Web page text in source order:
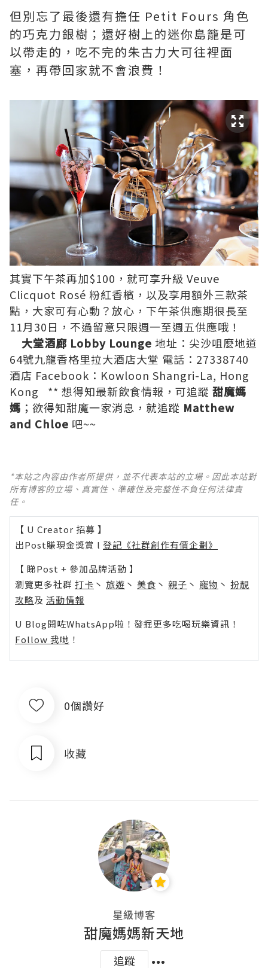
但別忘了最後還有擔任 Petit Fours 角色
的巧克力銀樹；還好樹上的迷你島籠是可
以帶走的，吃不完的朱古力大可往裡面
塞，再帶回家就不會浪費！
其實下午茶再加$100，就可享升級 Veuve
Clicquot Rosé 粉紅香檳，以及享用額外三款茶
點，大家可有心動？放心，下午茶供應期很長至
11月30日，不過留意只限週一至週五供應哦！
大堂酒廊 Lobby Lounge 地址：尖沙咀麼地道
64號九龍香格里拉大酒店大堂 電話：27338740
酒店 Facebook： Kowloon Shangri-La, Hong
Kong ** 想得知最新飲食情報，可追蹤 甜魔媽
媽 ；欲得知甜魔一家消息，就追蹤 Matthew
and Chloe 吧~~
*本站之內容由作者所提供，並不代表本站的立場。因此本站對
所有博客的立場、真實性、準確性及完整性不負任何法律責
任。
【 U Creator 招募 】
出Post賺現金獎賞 l 登記《社群創作有價企劃》
【 睇Post + 參加品牌活動 】
瀏覽更多社群 打卡 丶 旅遊 丶 美食 丶 親子 丶 寵物 丶 扮靚
攻略及 活動情報
U Blog開咗WhatsApp啦！發掘更多吃喝玩樂資訊！
Follow 我哋 ！
0個讚好
收藏
星級博客
甜魔媽媽新天地
追蹤